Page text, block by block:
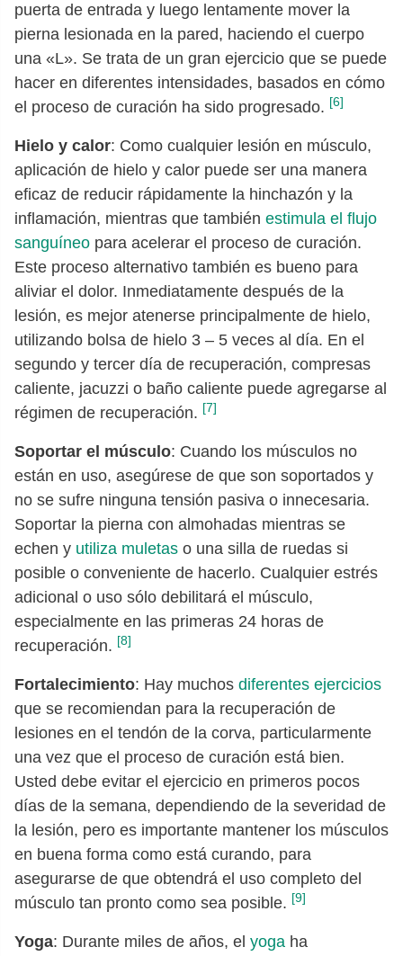
puerta de entrada y luego lentamente mover la
pierna lesionada en la pared, haciendo el cuerpo
una «L». Se trata de un gran ejercicio que se puede
hacer en diferentes intensidades, basados en cómo
el proceso de curación ha sido progresado. [6]
Hielo y calor: Como cualquier lesión en músculo,
aplicación de hielo y calor puede ser una manera
eficaz de reducir rápidamente la hinchazón y la
inflamación, mientras que también estimula el flujo
sanguíneo para acelerar el proceso de curación.
Este proceso alternativo también es bueno para
aliviar el dolor. Inmediatamente después de la
lesión, es mejor atenerse principalmente de hielo,
utilizando bolsa de hielo 3 – 5 veces al día. En el
segundo y tercer día de recuperación, compresas
caliente, jacuzzi o baño caliente puede agregarse al
régimen de recuperación. [7]
Soportar el músculo: Cuando los músculos no
están en uso, asegúrese de que son soportados y
no se sufre ninguna tensión pasiva o innecesaria.
Soportar la pierna con almohadas mientras se
echen y utiliza muletas o una silla de ruedas si
posible o conveniente de hacerlo. Cualquier estrés
adicional o uso sólo debilitará el músculo,
especialmente en las primeras 24 horas de
recuperación. [8]
Fortalecimiento: Hay muchos diferentes ejercicios
que se recomiendan para la recuperación de
lesiones en el tendón de la corva, particularmente
una vez que el proceso de curación está bien.
Usted debe evitar el ejercicio en primeros pocos
días de la semana, dependiendo de la severidad de
la lesión, pero es importante mantener los músculos
en buena forma como está curando, para
asegurarse de que obtendrá el uso completo del
músculo tan pronto como sea posible. [9]
Yoga: Durante miles de años, el yoga ha